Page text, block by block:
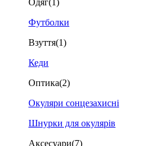
Одяг(1)
Футболки
Взуття(1)
Кеди
Оптика(2)
Окуляри сонцезахисні
Шнурки для окулярів
Аксесуари(7)